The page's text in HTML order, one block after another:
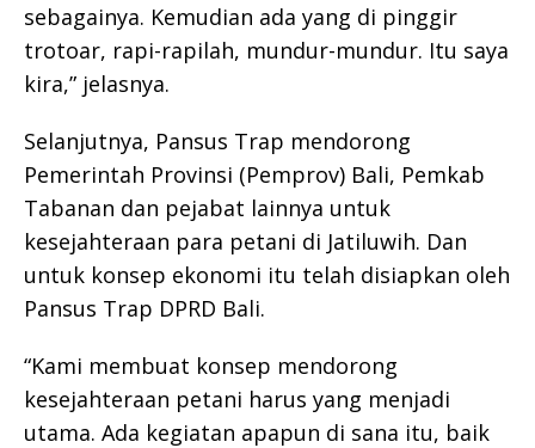
sebagainya. Kemudian ada yang di pinggir
trotoar, rapi-rapilah, mundur-mundur. Itu saya
kira,” jelasnya.
Selanjutnya, Pansus Trap mendorong
Pemerintah Provinsi (Pemprov) Bali, Pemkab
Tabanan dan pejabat lainnya untuk
kesejahteraan para petani di Jatiluwih. Dan
untuk konsep ekonomi itu telah disiapkan oleh
Pansus Trap DPRD Bali.
“Kami membuat konsep mendorong
kesejahteraan petani harus yang menjadi
utama. Ada kegiatan apapun di sana itu, baik